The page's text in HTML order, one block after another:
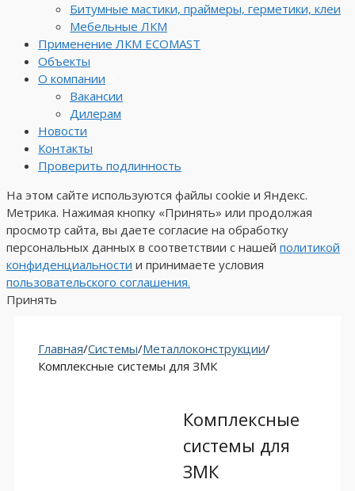
Битумные мастики, праймеры, герметики, клеи
Мебельные ЛКМ
Применение ЛКМ ECOMAST
Объекты
О компании
Вакансии
Дилерам
Новости
Контакты
Проверить подлинность
На этом сайте используются файлы cookie и Яндекс.
Метрика. Нажимая кнопку «Принять» или продолжая
просмотр сайта, вы даете согласие на обработку
персональных данных в соответствии с нашей политикой
конфиденциальности и принимаете условия
пользовательского соглашения.
Принять
Главная/Системы/Металлоконструкции/
Комплексные системы для ЗМК
Комплексные
системы для
ЗМК